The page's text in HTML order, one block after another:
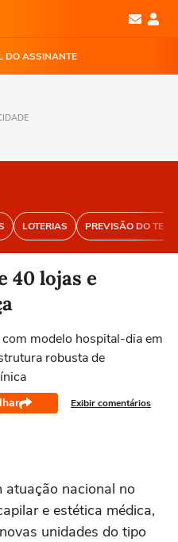
DO ASSINANTE
LOTERIAS PREVISÃO DO
40 lojas e
com modelo hospital-dia em
robusta de
Exibir comentários
atuação nacional no
e estética médica,
unidades do tipo